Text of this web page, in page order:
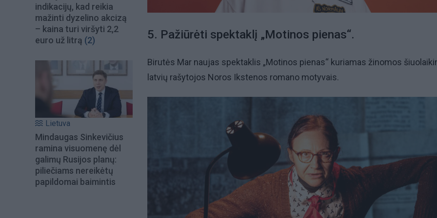
indikacijų, kad reikia
mažinti dyzelino akcizą
– kaina turi viršyti 2,2
euro už litrą (2)
Lietuva
Mindaugas Sinkevičius
ramina visuomenę dėl
galimų Rusijos planų:
piliečiams nereikėtų
papildomai baimintis
5. Pažiūrėti spektaklį „Motinos pienas“.
Birutės Mar naujas spektaklis „Motinos pienas“ kuriamas žinomos
latvių rašytojos Noros Ikstenos romano motyvais.